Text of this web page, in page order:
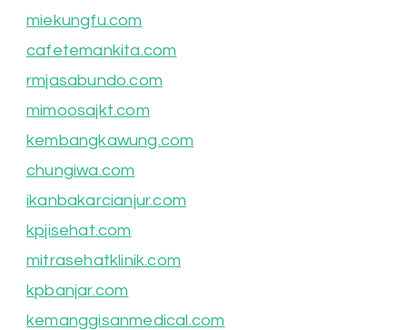
miekungfu.com
cafetemankita.com
rmjasabundo.com
mimoosajkt.com
kembangkawung.com
chungiwa.com
ikanbakarcianjur.com
kpjisehat.com
mitrasehatklinik.com
kpbanjar.com
kemanggisanmedical.com